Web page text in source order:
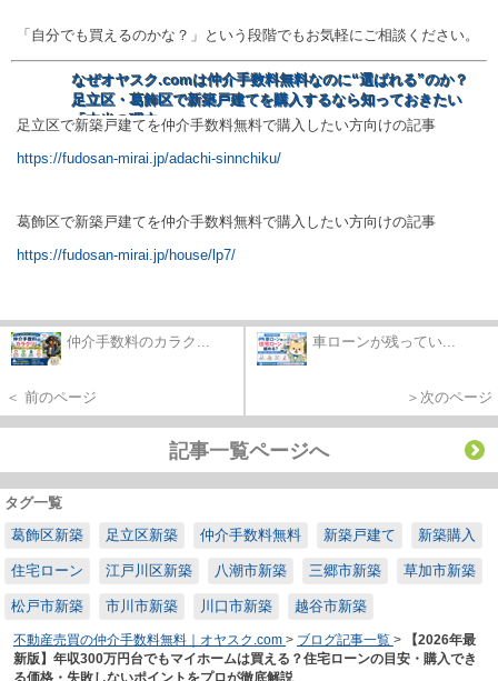
「自分でも買えるのかな？」という段階でもお気軽にご相談ください。
なぜオヤスク.comは仲介手数料無料なのに“選ばれる”のか？
足立区・葛飾区で新築戸建てを購入するなら知っておきたい
「本当の理由」
https://www.oyasuku.net/blog/entry-793129/
足立区で新築戸建てを仲介手数料無料で購入したい方向けの記事
https://fudosan-mirai.jp/adachi-sinnchiku/
葛飾区で新築戸建てを仲介手数料無料で購入したい方向けの記事
https://fudosan-mirai.jp/house/lp7/
仲介手数料のカラク...
＜ 前のページ
車ローンが残ってい...
＞次のページ
記事一覧ページへ
タグ一覧
葛飾区新築
足立区新築 仲介手数料無料 新築戸建て 新築購入
住宅ローン 江戸川区新築 八潮市新築 三郷市新築 草加市新築
松戸市新築 市川市新築 川口市新築 越谷市新築
不動産売買の仲介手数料無料｜オヤスク.com > ブログ記事一覧 >
【2026年最
新版】年収300万円台でもマイホームは買える？住宅ローンの目安・購入でき
る価格・失敗しないポイントをプロが徹底解説